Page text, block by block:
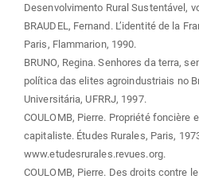
Desenvolvimento Rural Sustentável,
BRAUDEL, Fernand. L’identité de la
Paris, Flammarion, 1990.
BRUNO, Regina. Senhores da terra,
política das elites agroindustriais no
Universitária, UFRRJ, 1997.
COULOMB, Pierre. Propriété foncière
capitaliste. Études Rurales, Paris,
www.etudesrurales.revues.org.
COULOMB, Pierre. Des droits contre